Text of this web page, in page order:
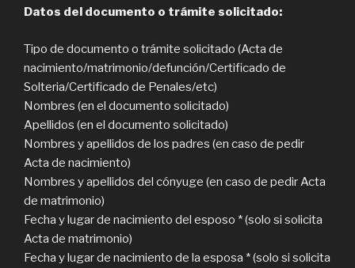
Datos del documento o trámite solicitado:
Tipo de documento o trámite solicitado (Acta de
nacimiento/matrimonio/defunción/Certificado de
Solteria/Certificado de Penales/etc)
Nombres (en el documento solicitado)
Apellidos (en el documento solicitado)
Nombres y apellidos de los padres (en caso de pedir
Acta de nacimiento)
Nombres y apellidos del cónyuge (en caso de pedir Acta
de matrimonio)
Fecha y lugar de nacimiento del esposo * (solo si solicita
Acta de matrimonio)
Fecha y lugar de nacimiento de la esposa * (solo si solicita